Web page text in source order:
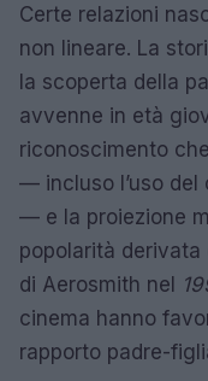
Certe relazioni
non lineare. La
la scoperta della
avvenne in età
riconoscimento
— incluso l’uso del
— e la proiezione
popolarità
di Aerosmith nel
cinema hanno
rapporto padre-